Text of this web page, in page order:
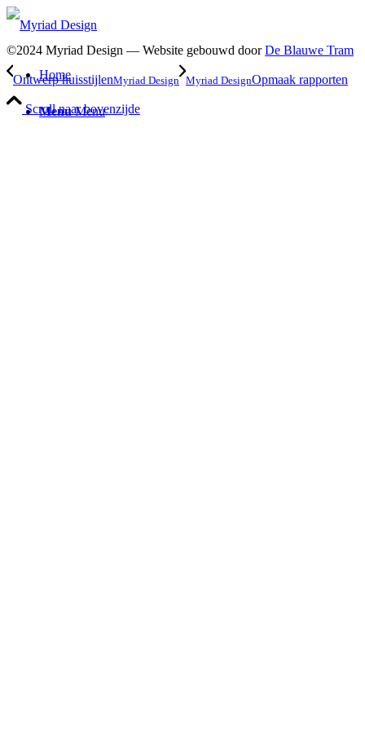
Home
Menu Menu
©2024 Myriad Design — Website gebouwd doorDe Blauwe Tram
Ontwerp huisstijlenMyriad Design Myriad DesignOpmaak rapporten
Scroll naar bovenzijde